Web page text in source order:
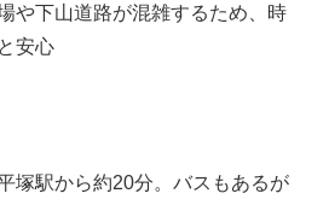
や下山道路が混雑するため、時
安心
塚駅から約20分。バスもあるが